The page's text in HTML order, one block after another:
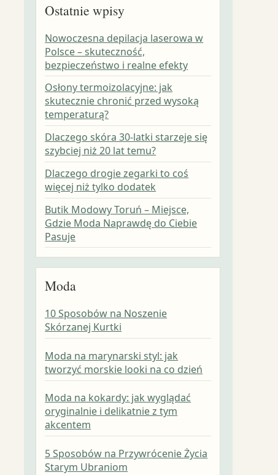
Ostatnie wpisy
Nowoczesna depilacja laserowa w
Polsce – skuteczność,
bezpieczeństwo i realne efekty
Osłony termoizolacyjne: jak
skutecznie chronić przed wysoką
temperaturą?
Dlaczego skóra 30-latki starzeje się
szybciej niż 20 lat temu?
Dlaczego drogie zegarki to coś
więcej niż tylko dodatek
Butik Modowy Toruń – Miejsce,
Gdzie Moda Naprawdę do Ciebie
Pasuje
Moda
10 Sposobów na Noszenie
Skórzanej Kurtki
Moda na marynarski styl: jak
tworzyć morskie looki na co dzień
Moda na kokardy: jak wyglądać
oryginalnie i delikatnie z tym
akcentem
5 Sposobów na Przywrócenie Życia
Starym Ubraniom